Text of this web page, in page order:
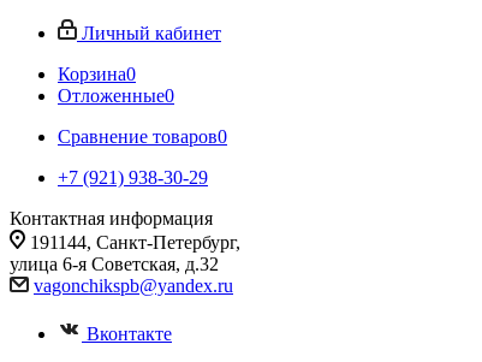
Личный кабинет
Корзина0
Отложенные0
Сравнение товаров0
+7 (921) 938-30-29
Контактная информация
191144, Санкт-Петербург,
улица 6-я Советская, д.32
vagonchikspb@yandex.ru
Вконтакте